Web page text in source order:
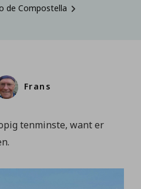
de Compostella
Frans
tenminste, want er